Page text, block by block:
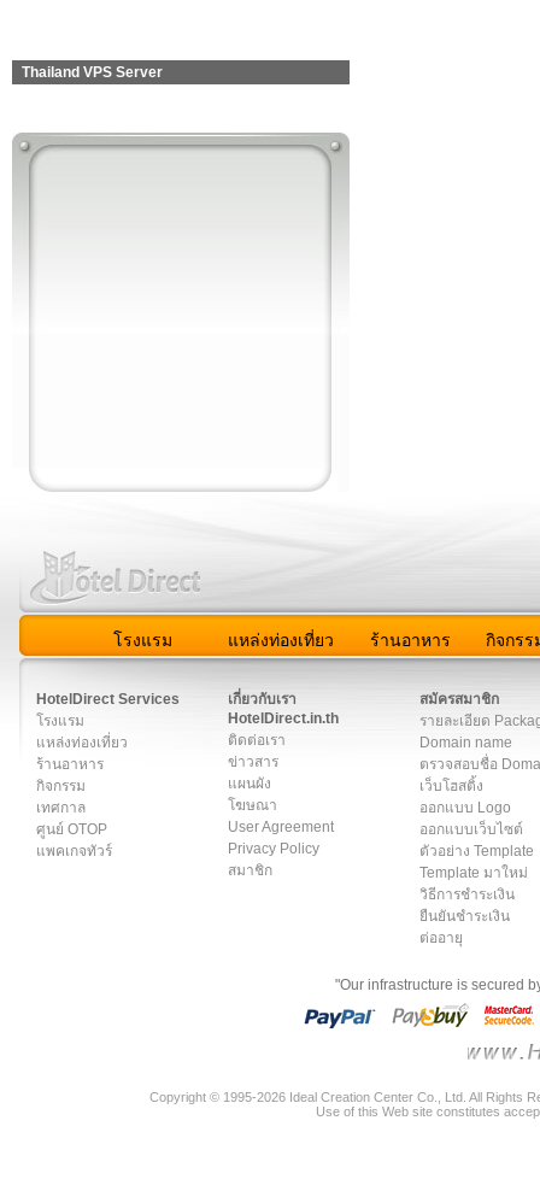
Thailand VPS Server
โรงแรม แหล่งท่องเที่ยว ร้านอาหาร กิจกรร
HotelDirect Services
โรงแรม
แหล่งท่องเที่ยว
ร้านอาหาร
กิจกรรม
เทศกาล
ศูนย์ OTOP
แพคเกจทัวร์
เกี่ยวกับเรา
HotelDirect.in.th
ติดต่อเรา
ข่าวสาร
แผนผัง
โฆษณา
User Agreement
Privacy Policy
สมาชิก
สมัครสมาชิก
รายละเอียด
Domain name
ตรวจสอบชื่อ
เว็บโฮสติ้ง
ออกแบบ Logo
ออกแบบเว็บไซต์
ตัวอย่าง Template
Template มาใหม่
วิธีการชำระเงิน
ยืนยันชำระเงิน
ต่ออายุ
"Our infrastructure is secured
Copyright © 1995-2026 Ideal Creation Center Co., Ltd. All Rights
Use of this Web site constitutes